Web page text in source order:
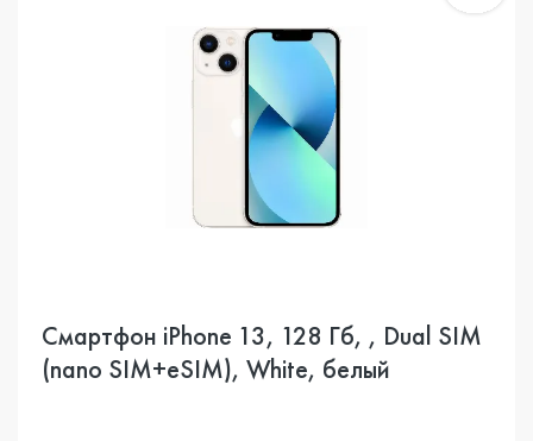
Смартфон iPhone 13, 128 Гб, , Dual SIM
(nano SIM+eSIM), White, белый